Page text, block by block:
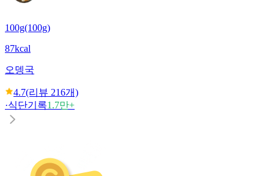
100g(100g)
87kcal
오뎅국
4.7(리뷰 216개)
·식단기록1.7만+